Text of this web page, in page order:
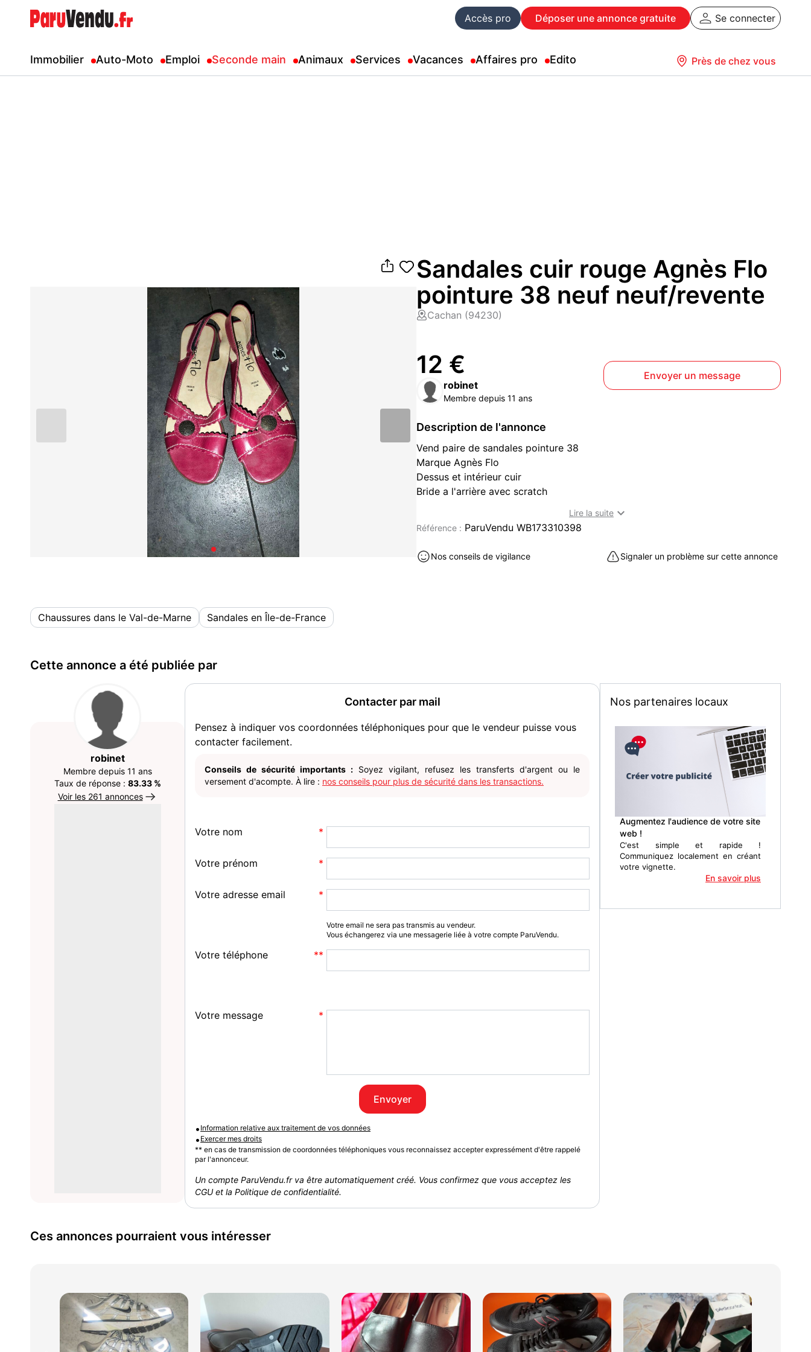
Accès pro Déposer une annonce gratuite Se connecter
Immobilier Auto-Moto Emploi Seconde main Animaux Services Vacances Affaires pro Edito Près de chez vous
Sandales cuir rouge Agnès Flo
pointure 38 neuf neuf/revente
Cachan (94230)
12 €
robinet
Membre depuis 11 ans
Envoyer un message
Description de l'annonce
Vend paire de sandales pointure 38
Marque Agnès Flo
Dessus et intérieur cuir
Bride a l'arrière avec scratch
Chaussures à vendre à Cachan (94230)
Lire la suite 
Référence : ParuVendu WB173310398
Nos conseils de vigilance Signaler un problème sur cette annonce
Chaussures dans le Val-de-Marne Sandales en Île-de-France
Cette annonce a été publiée par
robinet
Membre depuis 11 ans
Taux de réponse : 83.33 %
Voir les 261 annonces
Contacter par mail
Pensez à indiquer vos coordonnées téléphoniques pour que le vendeur puisse vous
contacter facilement.
Conseils de sécurité importants : Soyez vigilant, refusez les transferts d'argent ou le
versement d'acompte. À lire : nos conseils pour plus de sécurité dans les transactions.
Votre nom
Votre prénom
Votre adresse email
Votre email ne sera pas transmis au vendeur.
Vous échangerez via une messagerie liée à votre compte ParuVendu.
Votre téléphone
Votre message
Envoyer
• Information relative aux traitement de vos données
• Exercer mes droits
** en cas de transmission de coordonnées téléphoniques vous reconnaissez accepter expressément d'être rappelé
par l'annonceur.
Un compte ParuVendu.fr va être automatiquement créé. Vous confirmez que vous acceptez les
CGU et la Politique de confidentialité.
Nos partenaires locaux
Augmentez l'audience de votre site
web !
C'est simple et rapide !
Communiquez localement en créant
votre vignette.
En savoir plus
Ces annonces pourraient vous intéresser